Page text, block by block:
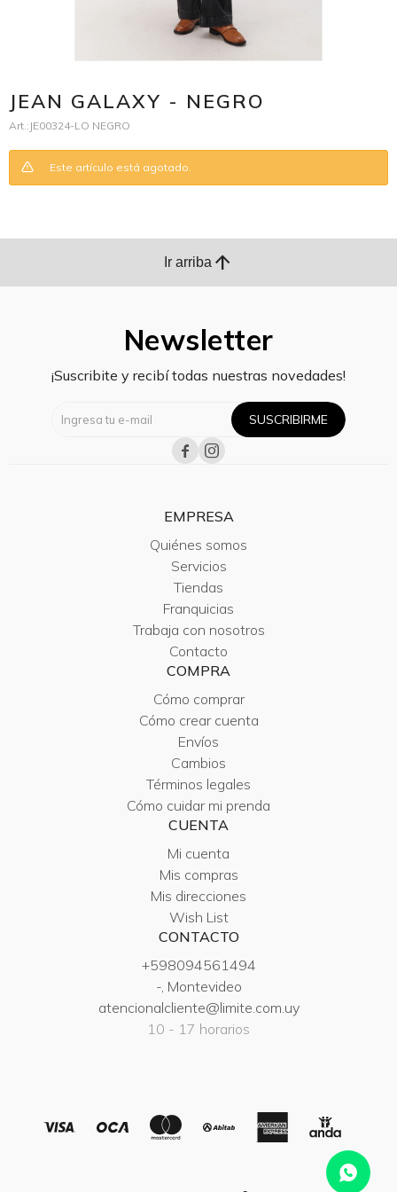
JEAN GALAXY - NEGRO
JE00324-LO NEGRO
Este artículo está agotado.
Ir arriba arrow_upward
Newsletter
¡Suscribite y recibí todas nuestras novedades!
SUSCRIBIRME
 
EMPRESA
Quiénes somos
Servicios
Tiendas
Franquicias
Trabaja con nosotros
Contacto
COMPRA
Cómo comprar
Cómo crear cuenta
Envíos
Cambios
Términos legales
Cómo cuidar mi prenda
CUENTA
Mi cuenta
Mis compras
Mis direcciones
Wish List
CONTACTO
+598094561494
-, Montevideo
atencionalcliente@limite.com.uy
10 - 17 horarios